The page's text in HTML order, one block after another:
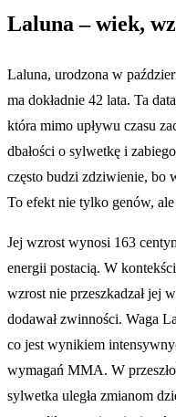
Laluna – wiek,
Laluna, urodzona w
ma dokładnie 42 lata. Ta
która mimo upływu czasu
dbałości o sylwetkę i
często budzi zdziwienie, bo
To efekt nie tylko genów,
Jej wzrost wynosi 163
energii postacią. W
wzrost nie przeszkadzał jej
dodawał zwinności. Waga
co jest wynikiem
wymagań MMA. W
sylwetka uległa zmianom